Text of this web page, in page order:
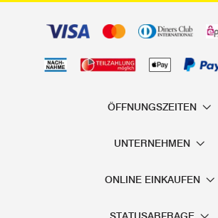
ÖFFNUNGSZEITEN
UNTERNEHMEN
ONLINE EINKAUFEN